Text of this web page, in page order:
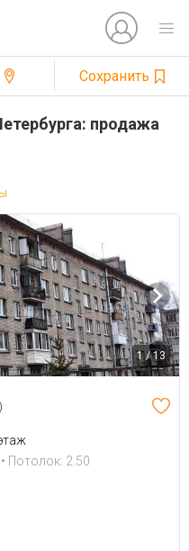
Сохранить
продажа
1 / 13
• Потолок: 2.50